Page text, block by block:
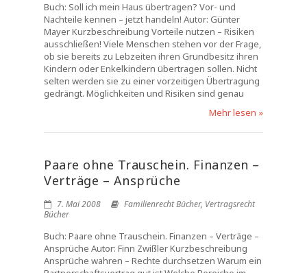
Buch: Soll ich mein Haus übertragen? Vor- und
Nachteile kennen – jetzt handeln! Autor: Günter
Mayer Kurzbeschreibung Vorteile nutzen – Risiken
ausschließen! Viele Menschen stehen vor der Frage,
ob sie bereits zu Lebzeiten ihren Grundbesitz ihren
Kindern oder Enkelkindern übertragen sollen. Nicht
selten werden sie zu einer vorzeitigen Übertragung
gedrängt. Möglichkeiten und Risiken sind genau
Mehr lesen »
Paare ohne Trauschein. Finanzen –
Verträge – Ansprüche
7. Mai 2008 Familienrecht Bücher, Vertragsrecht
Bücher
Buch: Paare ohne Trauschein. Finanzen – Verträge –
Ansprüche Autor: Finn Zwißler Kurzbeschreibung
Ansprüche wahren – Rechte durchsetzen Warum ein